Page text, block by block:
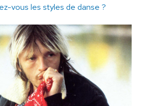
vous les styles de danse ?